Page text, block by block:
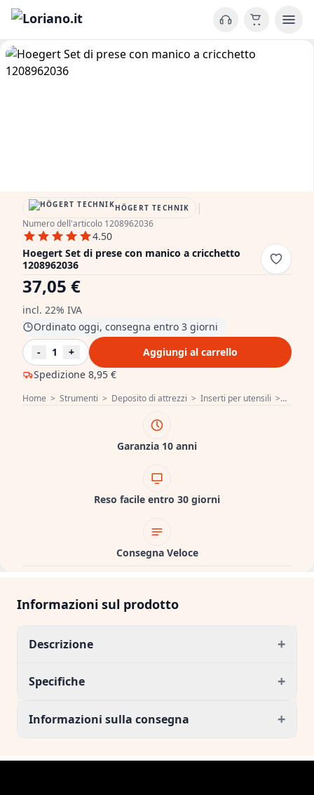
Home > Strumenti > Deposito di attrezzi > Inserti per utensili >
HÖGERT TECHNIK |
Numero dell'articolo 1208962036
4.50
Hoegert Set di prese con manico a cricchetto
1208962036
37,05 €
incl. 22% IVA
Spedizione 8,95 €
Ordinato oggi, consegna entro 3 giorni
-
1 + Aggiungi al carrello
Garanzia 10 anni
Reso facile entro 30 giorni
Consegna Veloce
Informazioni sul prodotto
Descrizione +
Specifiche +
Informazioni sulla consegna +